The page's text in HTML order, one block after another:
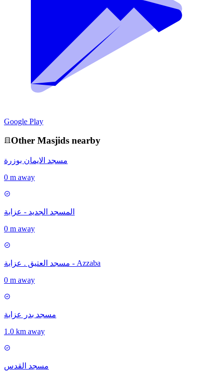
Google Play
Other Masjids nearby
مسجد الايمان بوزرة
0 m away
المسجد الجديد - عزابة
0 m away
مسجد العتيق . عزابة - Azzaba
0 m away
مسجد بدر عزابة
1.0 km away
مسجد القدس